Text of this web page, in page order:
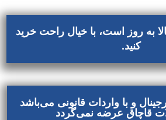
به روز است، با خیال راحت خرید
کنید.
و با واردات قانونی می‌باشد
قاچاق عرضه نمی‌گردد